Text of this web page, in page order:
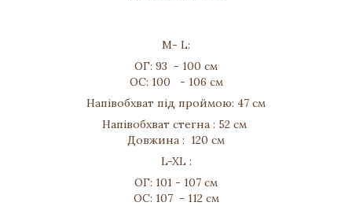
M- L:
ОГ: 93 - 100 см
ОС: 100 - 106 см
Напівобхват під проймою: 47 см
Напівобхват стегна : 52 см
Довжина : 120 см
L-XL :
ОГ: 101 - 107 см
ОС: 107 - 112 см